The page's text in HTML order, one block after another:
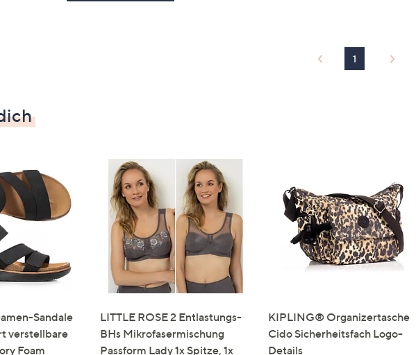
1
Sandale
verstellbare
Foam
LITTLE ROSE 2 Entlastungs-
BHs Mikrofasermischung
Passform Lady 1x Spitze, 1x
KIPLING® Organizertasche
Cido Sicherheitsfach Logo-
Details